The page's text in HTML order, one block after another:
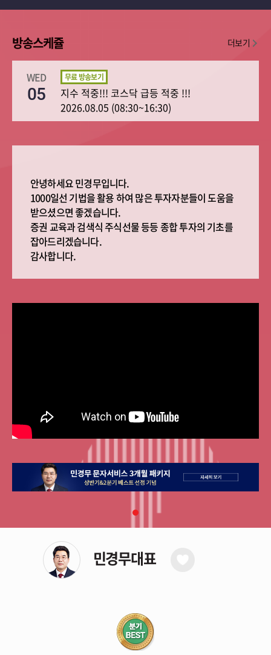
방송스케쥴 더보기
WED
05
지수 적중!!! 코스닥 급등 적중 !!!
2026.08.05 (08:30~16:30)
안녕하세요 민경무입니다.
1000일선 기법을 활용 하여 많은 투자자분들이 도움을
받으셨으면 좋겠습니다.
증권 교육과 검색식 주식선물 등등 종합 투자의 기초를
잡아드리겠습니다.
민경무대표